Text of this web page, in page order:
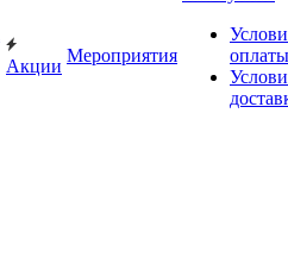
Акции
Мероприятия
оплаты